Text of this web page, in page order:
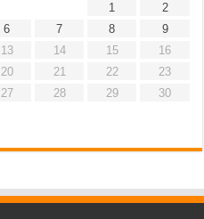
1
2
6 7 8
9
13 14 15
16
20 21 22
23
27 28 29
30